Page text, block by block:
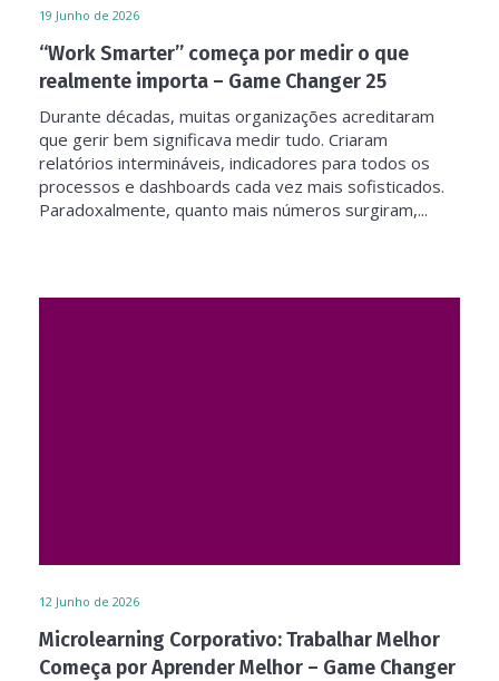
19 Junho de 2026
“Work Smarter” começa por medir o que
realmente importa – Game Changer 25
Durante décadas, muitas organizações acreditaram
que gerir bem significava medir tudo. Criaram
relatórios intermináveis, indicadores para todos os
processos e dashboards cada vez mais sofisticados.
Paradoxalmente, quanto mais números surgiram,...
12 Junho de 2026
Microlearning Corporativo: Trabalhar Melhor
Começa por Aprender Melhor – Game Changer